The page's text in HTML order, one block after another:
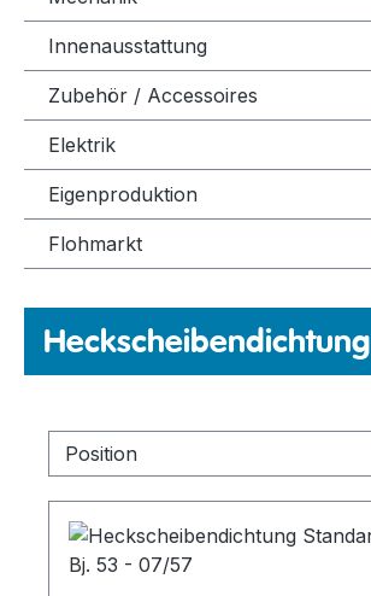
Innenausstattung
Zubehör / Accessoires
Elektrik
Eigenproduktion
Flohmarkt
Heckscheibendichtung